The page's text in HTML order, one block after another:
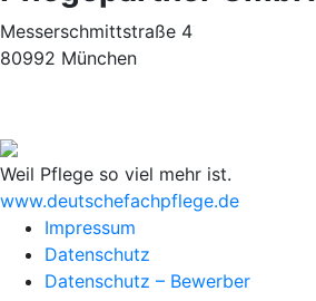
Messerschmittstraße 4
80992 München
Weil Pflege so viel mehr ist.
www.deutschefachpflege.de
Impressum
Datenschutz
Datenschutz – Bewerber